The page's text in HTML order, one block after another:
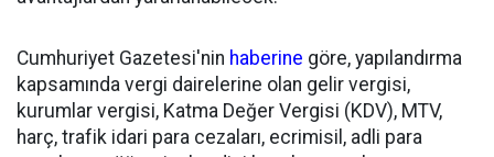
Cumhuriyet Gazetesi'nin haberine göre, yapılandırma
kapsamında vergi dairelerine olan gelir vergisi,
kurumlar vergisi, Katma Değer Vergisi (KDV), MTV,
harç, trafik idari para cezaları, ecrimisil, adli para